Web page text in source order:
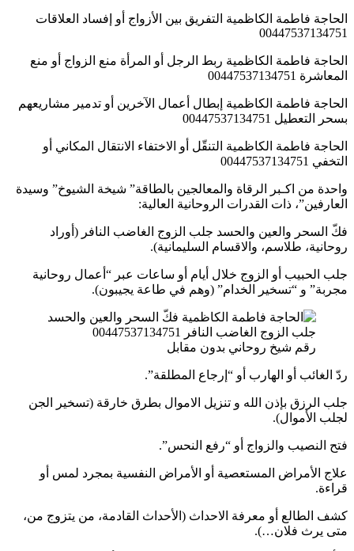
الحاجة فاطمة الكاظمية التفريق بين الأزواج أو إفساد العلاقات
00447537134751
الحاجة فاطمة الكاظمية ربط الرجل أو المرأة منع الزواج أو منع
المعاشرة 00447537134751
الحاجة فاطمة الكاظمية إبطال أعمال الآخرين أو تدمير مشاريعهم
بسحر التعطيل 00447537134751
الحاجة فاطمة الكاظمية التنقّل أو الاختفاء الانتقال المكاني أو
التخفي 00447537134751
واحدة من اكـبر الرقاة والمعالجين بالطاقة” شيخة الشيوخ” وسيدة
العارفين”، ذات القدرات الروحانية العالية:
فكّ السحر والعين والحسد جلب الزوج الغاضب النافر (أوراد
روحانية، طلاسم، والاقسام السليمانية).
جلب الحبيب أو الزوج خلال أيام أو ساعات عبر “أعمال روحانية
مجربة” و “تسخير الخدام” (وهم في طاعة يجيبون).
رقم شيخ روحاني بدون مقابل
ردّ الغائب أو الهارب أو “إرجاع المطلقة”.
جلب الرزق بإذن الله و تنزيل الاموال بطرق خارقة (تسخير الجن
لجلب الأموال).
فتح النصيب والزواج أو “رفع النحس”.
علاج الأمراض المستعصية أو الأمراض النفسية بمجرد لمس أو
قراءة.
كشف الطالع أو معرفة الاحداث (الأحداث القادمة، من يتزوج من،
متى يرث فلان…).